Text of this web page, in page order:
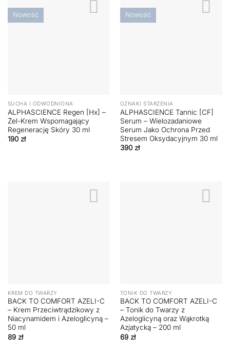
Nowość
SUCHA I ODWODNIONA
ALPHASCIENCE Regen [Hx] –
Żel-Krem Wspomagający
Regenerację Skóry 30 ml
190 zł
Nowość
OZNAKI STARZENIA
ALPHASCIENCE Tannic [CF]
Serum – Wielozadaniowe
Serum Jako Ochrona Przed
Stresem Oksydacyjnym 30 ml
390 zł
KREM DO TWARZY
BACK TO COMFORT AZELI-C
– Krem Przeciwtrądzikowy z
Niacynamidem i Azeloglicyną –
50 ml
89 zł
TONIK DO TWARZY
BACK TO COMFORT AZELI-C
– Tonik do Twarzy z
Azeloglicyną oraz Wąkrotką
Azjatycką – 200 ml
69 zł